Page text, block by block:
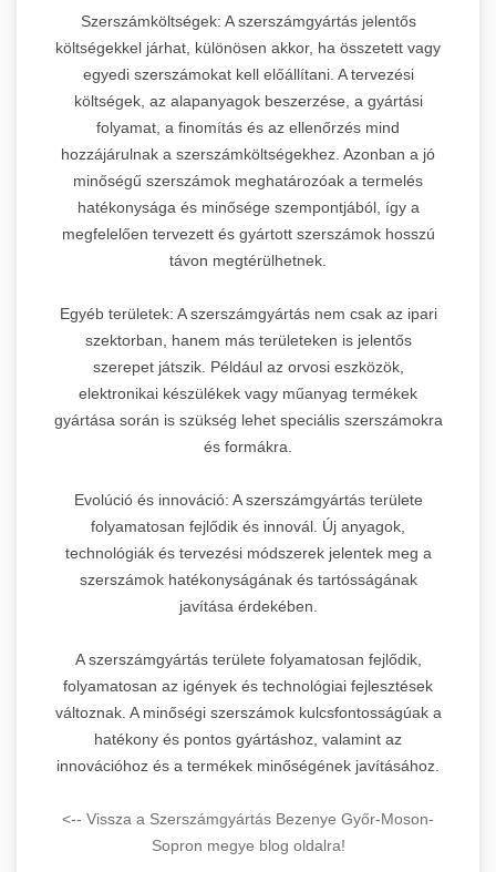
Szerszámköltségek: A szerszámgyártás jelentős
költségekkel járhat, különösen akkor, ha összetett vagy
egyedi szerszámokat kell előállítani. A tervezési
költségek, az alapanyagok beszerzése, a gyártási
folyamat, a finomítás és az ellenőrzés mind
hozzájárulnak a szerszámköltségekhez. Azonban a jó
minőségű szerszámok meghatározóak a termelés
hatékonysága és minősége szempontjából, így a
megfelelően tervezett és gyártott szerszámok hosszú
távon megtérülhetnek.
Egyéb területek: A szerszámgyártás nem csak az ipari
szektorban, hanem más területeken is jelentős
szerepet játszik. Például az orvosi eszközök,
elektronikai készülékek vagy műanyag termékek
gyártása során is szükség lehet speciális szerszámokra
és formákra.
Evolúció és innováció: A szerszámgyártás területe
folyamatosan fejlődik és innovál. Új anyagok,
technológiák és tervezési módszerek jelentek meg a
szerszámok hatékonyságának és tartósságának
javítása érdekében.
A szerszámgyártás területe folyamatosan fejlődik,
folyamatosan az igények és technológiai fejlesztések
változnak. A minőségi szerszámok kulcsfontosságúak a
hatékony és pontos gyártáshoz, valamint az
innovációhoz és a termékek minőségének javításához.
<-- Vissza a Szerszámgyártás Bezenye Győr-Moson-
Sopron megye blog oldalra!